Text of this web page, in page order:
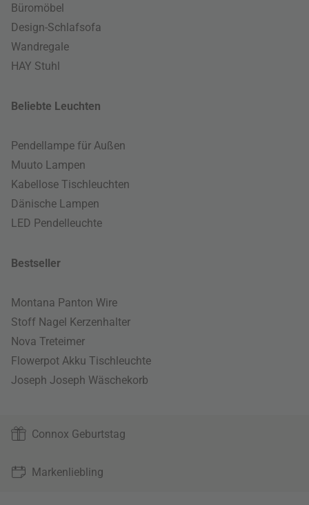
Büromöbel
Design-Schlafsofa
Wandregale
HAY Stuhl
Beliebte Leuchten
Pendellampe für Außen
Muuto Lampen
Kabellose Tischleuchten
Dänische Lampen
LED Pendelleuchte
Bestseller
Montana Panton Wire
Stoff Nagel Kerzenhalter
Nova Treteimer
Flowerpot Akku Tischleuchte
Joseph Joseph Wäschekorb
Connox Geburtstag
Markenliebling